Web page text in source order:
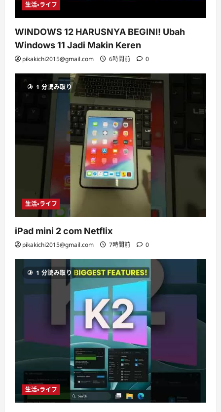
生活・ライフ
WINDOWS 12 HARUSNYA BEGINI! Ubah
Windows 11 Jadi Makin Keren
pikakichi2015@gmail.com 6時間前 0
1 分読み取り
生活・ライフ
iPad mini 2 com Netflix
pikakichi2015@gmail.com 7時間前 0
1 分読み取り
生活・ライフ